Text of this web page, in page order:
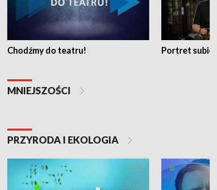
Chodźmy do teatru! Portret
MNIEJSZOŚCI
PRZYRODA I EKOLOGIA